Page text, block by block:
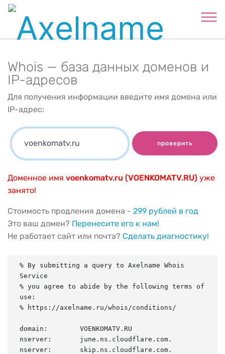
Whois — база данных доменов и
IP-адресов
Для получения информации введите имя домена или
IP-адрес:
проверить
Доменное имя voenkomatv.ru (VOENKOMATV.RU) уже
занято!
Стоимость продления домена - 299 рублей в год
Это ваш домен? Перенесите его к нам!
Не работает сайт или почта? Сделать диагностику!
% By submitting a query to Axelname Whois
Service
% you agree to abide by the following terms of
use:
% https://axelname.ru/whois/conditions/
domain:        VOENKOMATV.RU
nserver:       june.ns.cloudflare.com.
nserver:       skip.ns.cloudflare.com.